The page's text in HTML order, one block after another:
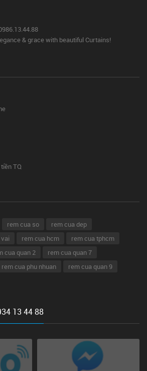
& grace with beautiful Curtains!
TQ
rem cua so
rem cua dep
rem cua hcm
rem cua tphcm
cua quan 2
rem cua quan 7
rem cua phu nhuan
rem cua quan 9
13 44 88